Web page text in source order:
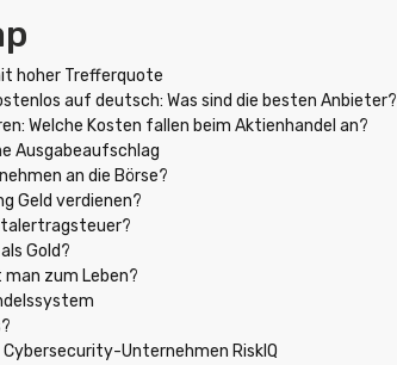
hoher Trefferquote
auf deutsch: Was sind die besten Anbieter?
Welche Kosten fallen beim Aktienhandel an?
Ausgabeaufschlag
an die Börse?
Geld verdienen?
Gold?
man zum Leben?
Unternehmen RiskIQ